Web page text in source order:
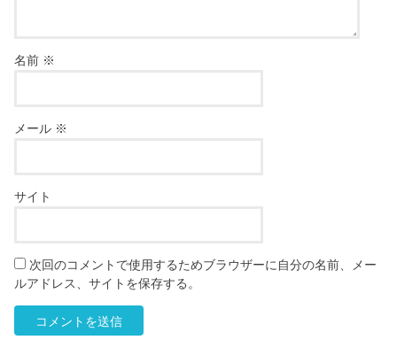
名前 ※
メール ※
サイト
次回のコメントで使用するためブラウザーに自分の名前、メー
ルアドレス、サイトを保存する。